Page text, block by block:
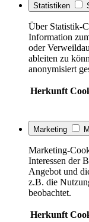
Statistiken
Über Statistik-
Information
oder
ableiten zu
anonymisiert
Herkunft
Marketing
Marketing-
Interessen der
Angebot und
z.B. die
beobachtet.
Herkunft